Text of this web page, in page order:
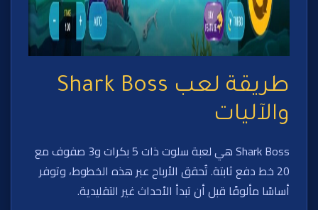
طريقة لعب Shark Boss
والآليات
Shark Boss هي لعبة سلوت ذات 5 بكرات و3 صفوف مع
20 خط دفع ثابتة. تُحقق الأرباح عبر هذه الخطوط، وتوفر
أساسًا مألوفًا قبل أن تبدأ الأحداث غير التقليدية.